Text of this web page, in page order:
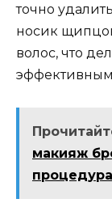
точно
носик
волос, что
макияж